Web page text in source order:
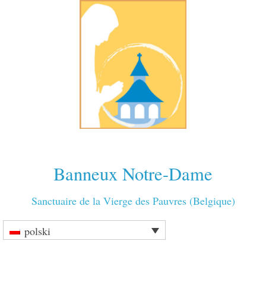
Banneux Notre-Dame
Sanctuaire de la Vierge des Pauvres (Belgique)
polski